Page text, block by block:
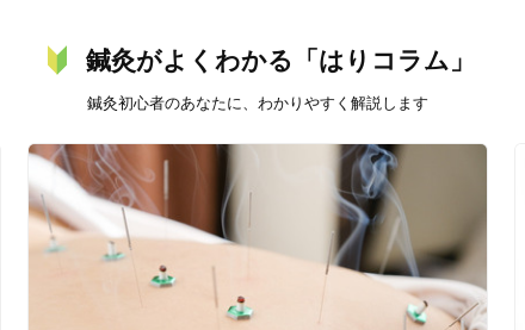
バリアフリー 個室完備
「健康にはりを見た」
鍼灸がよくわかる「はりコラム」
鍼灸初心者のあなたに、わかりやすく解説します